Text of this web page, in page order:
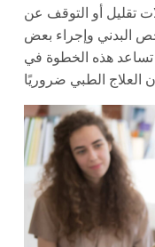
تقليل أو التوقف عن
البدني وإجراء بعض
تساعد هذه الخطوة في